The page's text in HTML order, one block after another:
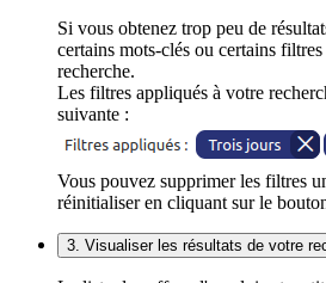
Si vous obtenez trop peu de
certains mots-clés ou certains
recherche.
Les filtres appliqués à votre
suivante :
Vous pouvez supprimer les filtres
réinitialiser en cliquant sur le
3. Visualiser les résultats de votre